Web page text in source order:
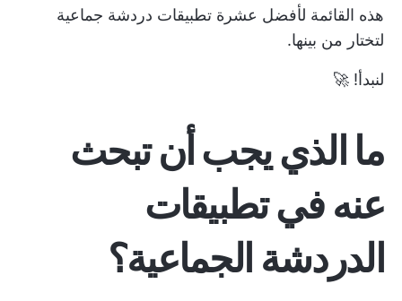
هذه القائمة لأفضل عشرة تطبيقات دردشة جماعية
لتختار من بينها.
لنبدأ! 🚀
ما الذي يجب أن تبحث
عنه في تطبيقات
الدردشة الجماعية؟